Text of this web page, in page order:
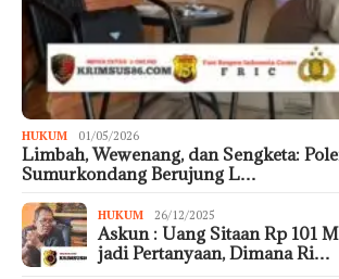
HUKUM 01/05/2026
Limbah, Wewenang, dan Sengketa:
Sumurkondang Berujung L…
HUKUM 26/12/2025
Askun : Uang Sitaan Rp 101
jadi Pertanyaan, Dimana Ri…